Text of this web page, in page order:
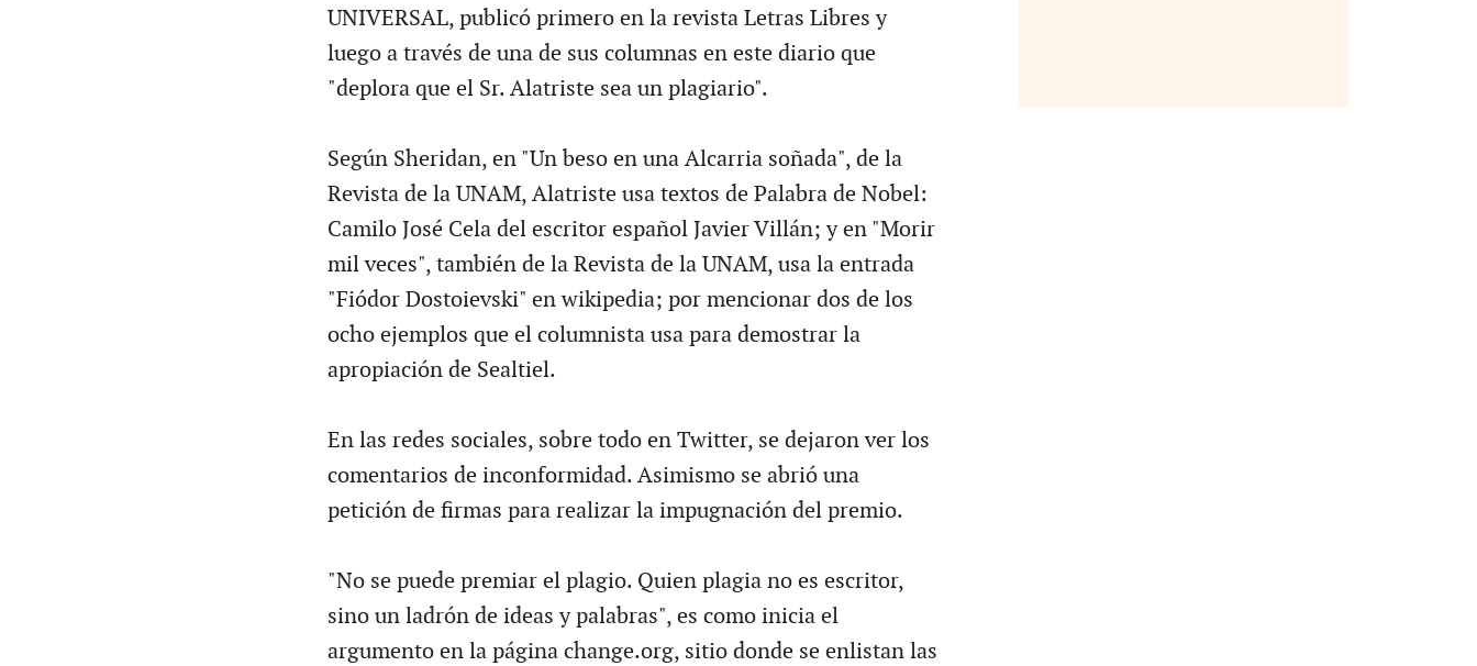
UNIVERSAL, publicó primero en la revista Letras Libres y
luego a través de una de sus columnas en este diario que
"deplora que el Sr. Alatriste sea un plagiario".
Según Sheridan, en "Un beso en una Alcarria soñada", de la
Revista de la UNAM, Alatriste usa textos de Palabra de Nobel:
Camilo José Cela del escritor español Javier Villán; y en "Morir
mil veces", también de la Revista de la UNAM, usa la entrada
"Fiódor Dostoievski" en wikipedia; por mencionar dos de los
ocho ejemplos que el columnista usa para demostrar la
apropiación de Sealtiel.
En las redes sociales, sobre todo en Twitter, se dejaron ver los
comentarios de inconformidad. Asimismo se abrió una
petición de firmas para realizar la impugnación del premio.
"No se puede premiar el plagio. Quien plagia no es escritor,
sino un ladrón de ideas y palabras", es como inicia el
argumento en la página change.org, sitio donde se enlistan las